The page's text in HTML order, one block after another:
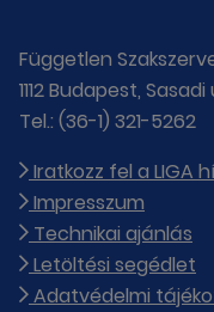
Független
1112 Budapest, Sasadi
Tel.: (36-1) 321-5262
Iratkozz fel a LIGA
Impresszum
Technikai ajánlás
Letöltési segédlet
Adatvédelmi